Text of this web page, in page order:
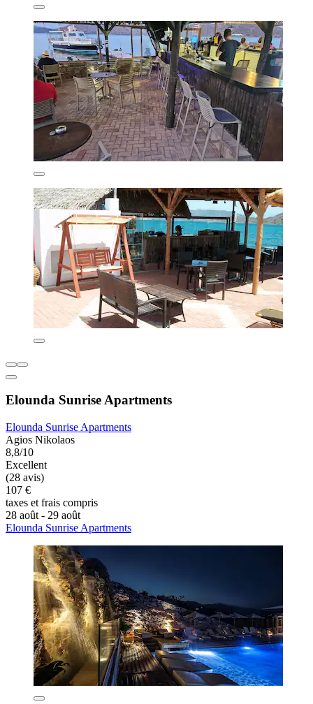
Elounda Sunrise Apartments
Elounda Sunrise Apartments
Agios Nikolaos
8,8/10
Excellent
(28 avis)
107 €
taxes et frais compris
28 août - 29 août
Elounda Sunrise Apartments